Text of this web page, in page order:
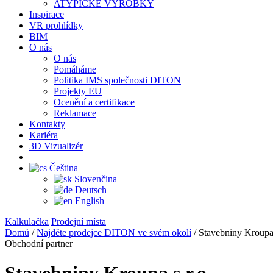
ATYPICKÉ VÝROBKY
Inspirace
VR prohlídky
BIM
O nás
O nás
Pomáháme
Politika IMS společnosti DITON
Projekty EU
Ocenění a certifikace
Reklamace
Kontakty
Kariéra
3D Vizualizér
Čeština
Slovenčina
Deutsch
English
Kalkulačka Prodejní místa
Domů /Najděte prodejce DITON ve svém okolí/ Stavebniny
Obchodní partner